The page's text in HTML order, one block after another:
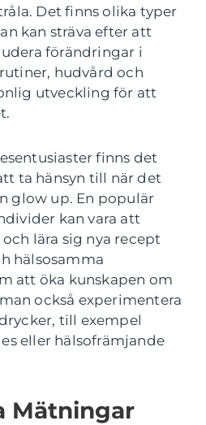
Det finns olika typer
kan sträva efter att
förändringar i
hudvård och
utveckling för att
finns det
ta hänsyn till när det
glow up. En populär
kan vara att
lära sig nya recept
hälsosamma
att öka kunskapen om
också experimentera
till exempel
eller hälsofrämjande
Mätningar